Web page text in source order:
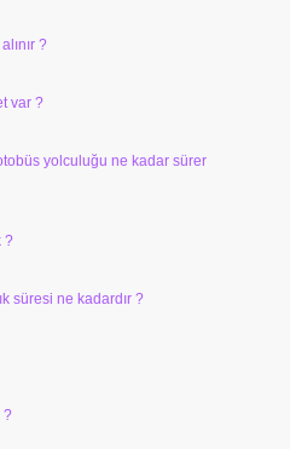
?
var ?
yolculuğu ne kadar sürer
?
süresi ne kadardır ?
?